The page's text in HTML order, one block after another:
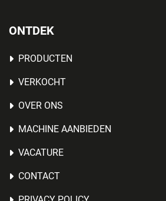
ONTDEK
PRODUCTEN
VERKOCHT
OVER ONS
MACHINE AANBIEDEN
VACATURE
CONTACT